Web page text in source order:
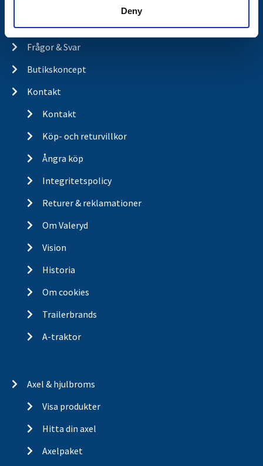
Deny
Våra produkter
Frågor & Svar
Butikskoncept
Kontakt
Kontakt
Köp- och returvillkor
Ångra köp
Integritetspolicy
Returer & reklamationer
Om Valeryd
Vision
Historia
Om cookies
Trailerbrands
A-traktor
Axel & hjulbroms
Visa produkter
Hitta din axel
Axelpaket